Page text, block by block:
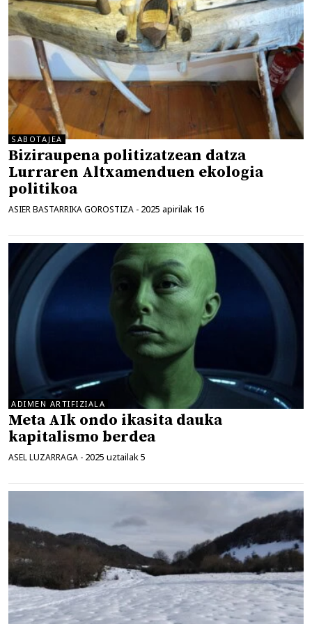
SABOTAJEA
Biziraupena politizatzean datza
Lurraren Altxamenduen ekologia
politikoa
ASIER BASTARRIKA GOROSTIZA - 2025 apirilak 16
ADIMEN ARTIFIZIALA
Meta AIk ondo ikasita dauka
kapitalismo berdea
ASEL LUZARRAGA - 2025 uztailak 5